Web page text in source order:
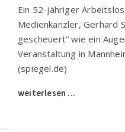
Ein 52-jähriger
Medienkanzler, Gerhard
gescheuert“ wie ein
Veranstaltung in
(spiegel.de)
weiterlesen ...